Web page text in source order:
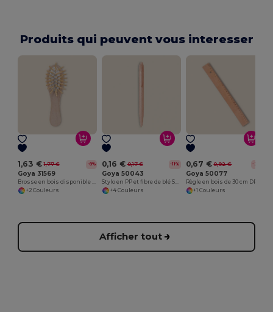
Produits qui peuvent vous interesser
1,63 € 1,77 € -8%
Goya 31569
+2 Couleurs
0,16 € 0,17 € -11%
Goya 50043
+4 Couleurs
0,67 € 0,92 € -28%
Goya 50077
+1 Couleurs
Afficher tout